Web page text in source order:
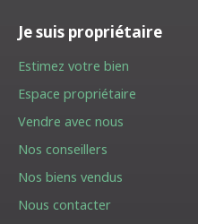
Je suis propriétaire
Estimez votre bien
Espace propriétaire
Vendre avec nous
Nos conseillers
Nos biens vendus
Nous contacter